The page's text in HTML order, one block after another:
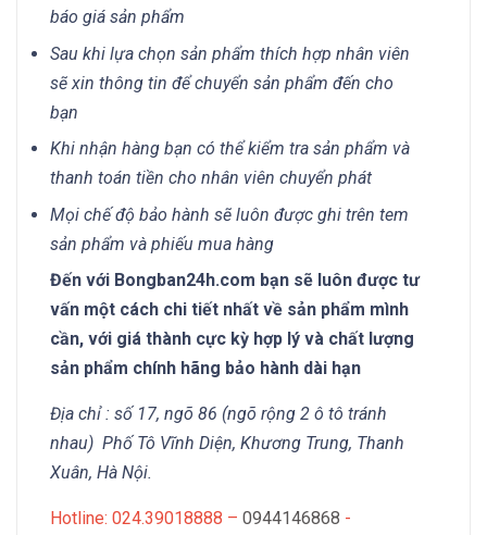
báo giá sản phẩm
Sau khi lựa chọn sản phẩm thích hợp nhân viên
sẽ xin thông tin để chuyển sản phẩm đến cho
bạn
Khi nhận hàng bạn có thể kiểm tra sản phẩm và
thanh toán tiền cho nhân viên chuyển phát
Mọi chế độ bảo hành sẽ luôn được ghi trên tem
sản phẩm và phiếu mua hàng
Đến với Bongban24h.com bạn sẽ luôn được tư
vấn một cách chi tiết nhất về sản phẩm mình
cần, với giá thành cực kỳ hợp lý và chất lượng
sản phẩm chính hãng bảo hành dài hạn
Địa chỉ : số 17, ngõ 86 (ngõ rộng 2 ô tô tránh
nhau) Phố Tô Vĩnh Diện, Khương Trung, Thanh
Xuân, Hà Nội.
Hotline: 024.39018888 – 0944146868 -